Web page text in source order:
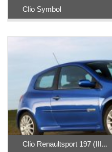
Clio Symbol
Clio Renaultsport 197 (III...